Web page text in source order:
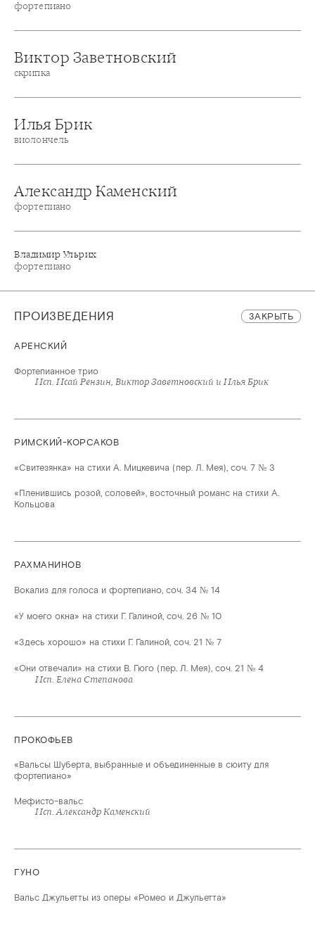
фортепиано
Виктор Заветновский
скрипка
Илья Брик
виолончель
Александр Каменский
фортепиано
Владимир Ульрих
фортепиано
ПРОИЗВЕДЕНИЯ ЗАКРЫТЬ
АРЕНСКИЙ
Фортепианное трио
Исп. Исай Рензин, Виктор Заветновский и Илья Брик
РИМСКИЙ-КОРСАКОВ
«Свитезянка» на стихи А. Мицкевича (пер. Л. Мея), соч. 7 № 3
«Пленившись розой, соловей», восточный романс на стихи А.
Кольцова
РАХМАНИНОВ
Вокализ для голоса и фортепиано, соч. 34 № 14
«У моего окна» на стихи Г. Галиной, соч. 26 № 10
«Здесь хорошо» на стихи Г. Галиной, соч. 21 № 7
«Они отвечали» на стихи В. Гюго (пер. Л. Мея), соч. 21 № 4
Исп. Елена Степанова
ПРОКОФЬЕВ
«Вальсы Шуберта, выбранные и объединенные в сюиту для
фортепиано»
Мефисто-вальс
Исп. Александр Каменский
ГУНО
Вальс Джульетты из оперы «Ромео и Джульетта»